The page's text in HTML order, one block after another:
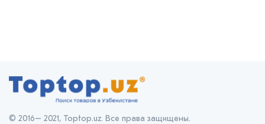
© 2016– 2021, Toptop.uz. Все права защищены.